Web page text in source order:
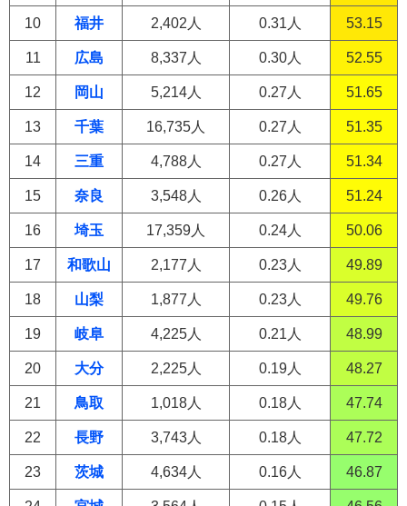
10 福井 2,402人 0.31人 53.15
11 広島 8,337人 0.30人 52.55
12 岡山 5,214人 0.27人 51.65
13 千葉 16,735人 0.27人 51.35
14 三重 4,788人 0.27人 51.34
15 奈良 3,548人 0.26人 51.24
16 埼玉 17,359人 0.24人 50.06
17 和歌山 2,177人 0.23人 49.89
18 山梨 1,877人 0.23人 49.76
19 岐阜 4,225人 0.21人 48.99
20 大分 2,225人 0.19人 48.27
21 鳥取 1,018人 0.18人 47.74
22 長野 3,743人 0.18人 47.72
23 茨城 4,634人 0.16人 46.87